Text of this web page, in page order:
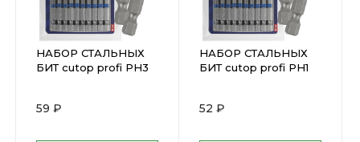
НАБОР СТАЛЬНЫХ
БИТ cutop profi РН3
59 ₽
НАБОР СТАЛЬНЫХ
БИТ cutop profi РН1
52 ₽